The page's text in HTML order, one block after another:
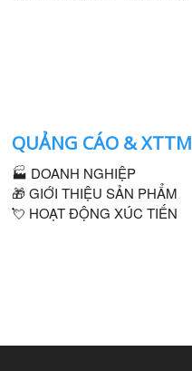
QUẢNG CÁO & XTTM
🏭 DOANH NGHIỆP
🎁 GIỚI THIỆU SẢN PHẨM
💘 HOẠT ĐỘNG XÚC TIẾN